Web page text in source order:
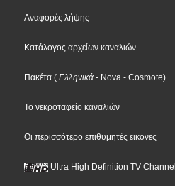
Αναφορές λήψης
Κατάλογος αρχείων καναλιών
Πακέτα ( Ελληνικά - Nova - Cosmote)
Το νεκροταφείο καναλιών
Οι περισσότερο επιθυμητές εικόνες
Ultra High Definition TV